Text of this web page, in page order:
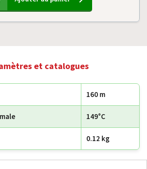
et catalogues
160 m
149°C
0.12 kg